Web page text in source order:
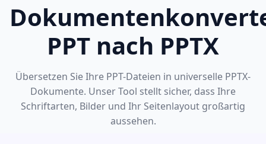
PPT nach PPTX
Übersetzen Sie Ihre PPT-Dateien in universelle PPTX-
Dokumente. Unser Tool stellt sicher, dass Ihre
Schriftarten, Bilder und Ihr Seitenlayout großartig
aussehen.